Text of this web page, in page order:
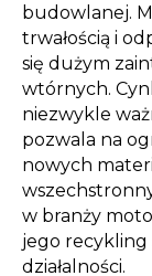
budowlanej.
trwałością i
się dużym
wtórnych.
niezwykle
pozwala na
nowych
w branży
jego recykling
działalności.